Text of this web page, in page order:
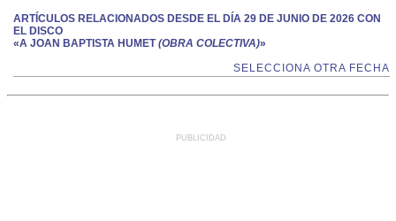
ARTÍCULOS RELACIONADOS DESDE EL DÍA 29 DE JUNIO DE 2026 CON
EL DISCO
«A JOAN BAPTISTA HUMET(OBRA COLECTIVA)»
SELECCIONA OTRA FECHA
PUBLICIDAD